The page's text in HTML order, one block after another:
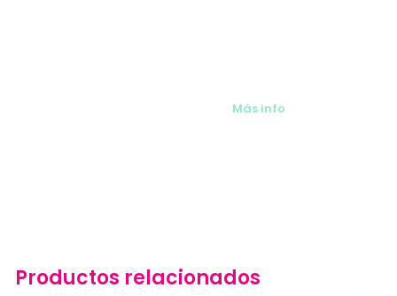
Más info
Productos relacionados